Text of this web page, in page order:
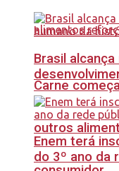
Carne
outros
Brasil
Enem terá
do 3º ano da